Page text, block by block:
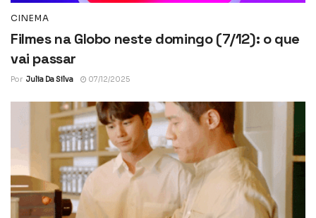
CINEMA
Filmes na Globo neste domingo (7/12): o que
vai passar
Por Julia Da Silva 07/12/2025